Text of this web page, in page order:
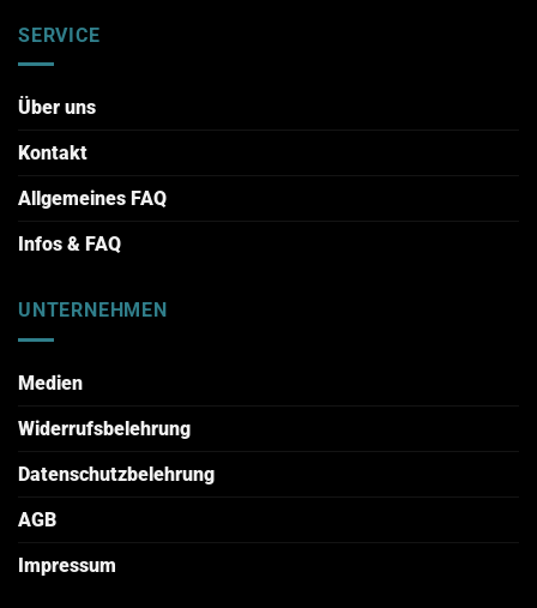
SERVICE
Über uns
Kontakt
Allgemeines FAQ
Infos & FAQ
UNTERNEHMEN
Medien
Widerrufsbelehrung
Datenschutzbelehrung
AGB
Impressum